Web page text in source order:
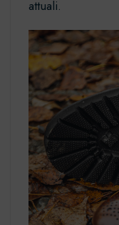
attuali.